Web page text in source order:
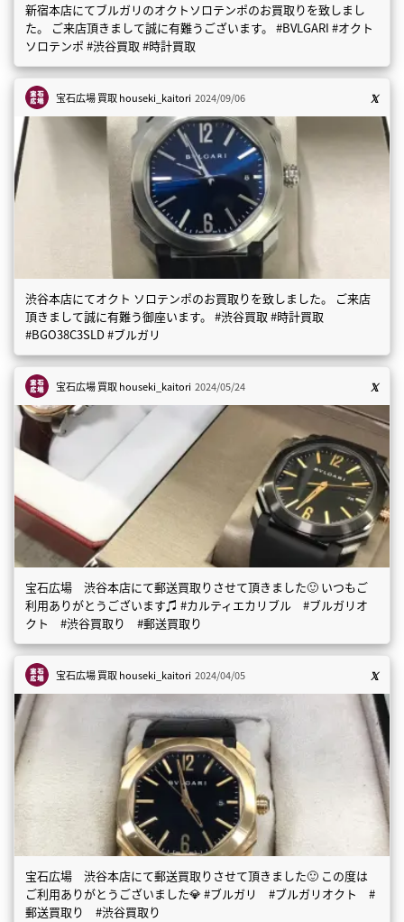
新宿本店にてブルガリのオクトソロテンポのお買取りを致しまし
た。 ご来店頂きまして誠に有難うございます。 #BVLGARI #オクト
ソロテンポ #渋谷買取 #時計買取
宝石広場 買取houseki_kaitori 2024/09/06
渋谷本店にてオクト ソロテンポのお買取りを致しました。 ご来店
頂きまして誠に有難う御座います。 #渋谷買取 #時計買取
#BGO38C3SLD #ブルガリ
宝石広場 買取houseki_kaitori 2024/05/24
宝石広場 渋谷本店にて郵送買取りさせて頂きました🙂 いつもご
利用ありがとうございます♫ #カルティエカリブル #ブルガリオ
クト #渋谷買取り #郵送買取り
宝石広場 買取houseki_kaitori 2024/04/05
宝石広場 渋谷本店にて郵送買取りさせて頂きました🙂 この度は
ご利用ありがとうございました💎 #ブルガリ #ブルガリオクト #
郵送買取り #渋谷買取り